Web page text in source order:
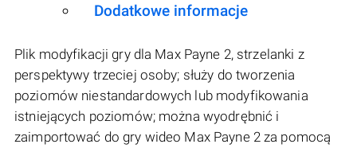
Dodatkowe informacje
Plik modyfikacji gry dla Max Payne 2, strzelanki z
perspektywy trzeciej osoby; służy do tworzenia
poziomów niestandardowych lub modyfikowania
istniejących poziomów; można wyodrębnić i
zaimportować do gry wideo Max Payne 2 za pomocą